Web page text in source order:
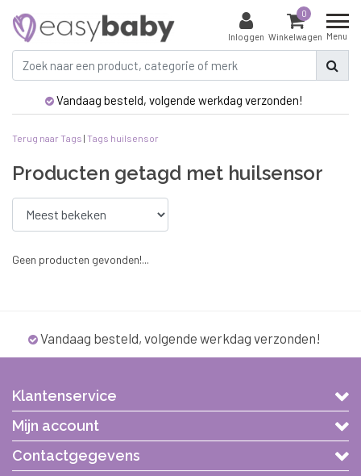
Inloggen
0
Winkelwagen Menu
Vandaag besteld, volgende werkdag verzonden!
Terug naar Tags | Tags huilsensor
Producten getagd met huilsensor
Geen producten gevonden!...
Vandaag besteld, volgende werkdag verzonden!
Klantenservice
Mijn account
Contactgegevens